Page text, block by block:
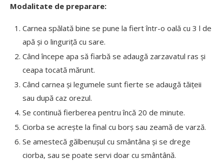
Modalitate de preparare:
Carnea spălată bine se pune la fiert într-o oală cu 3 l de
apă și o linguriță cu sare.
Când începe apa să fiarbă se adaugă zarzavatul ras și
ceapa tocată mărunt.
Când carnea și legumele sunt fierte se adaugă tăițeii
sau după caz orezul.
Se continuă fierberea pentru încă 20 de minute.
Ciorba se acrește la final cu borș sau zeamă de varză.
Se amestecă gălbenușul cu smântâna și se drege
ciorba, sau se poate servi doar cu smântână.